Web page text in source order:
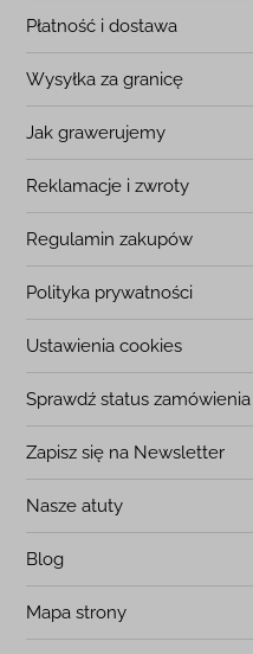
Płatność i dostawa
Wysyłka za granicę
Jak grawerujemy
Reklamacje i zwroty
Regulamin zakupów
Polityka prywatności
Ustawienia cookies
Sprawdź status zamówienia
Zapisz się na Newsletter
Nasze atuty
Blog
Mapa strony